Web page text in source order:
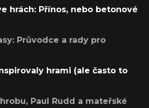
hrách: Přínos, nebo betonové
Průvodce a rady pro
hrami (ale často to
Paul Rudd a mateřské